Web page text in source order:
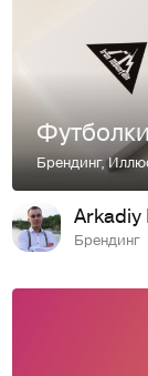
Брендинг,
Arkadiy
Брендинг